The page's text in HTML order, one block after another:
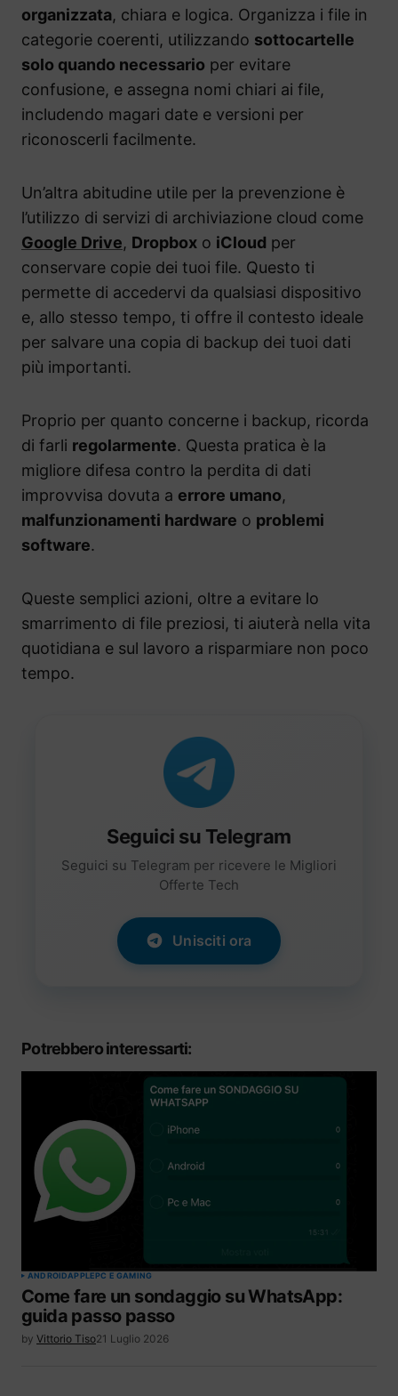
organizzata, chiara e logica. Organizza i file in
categorie coerenti, utilizzando sottocartelle
solo quando necessario per evitare
confusione, e assegna nomi chiari ai file,
includendo magari date e versioni per
riconoscerli facilmente.
Un’altra abitudine utile per la prevenzione è
l’utilizzo di servizi di archiviazione cloud come
Google Drive, Dropbox o iCloud per
conservare copie dei tuoi file. Questo ti
permette di accedervi da qualsiasi dispositivo
e, allo stesso tempo, ti offre il contesto ideale
per salvare una copia di backup dei tuoi dati
più importanti.
Proprio per quanto concerne i backup, ricorda
di farli regolarmente. Questa pratica è la
migliore difesa contro la perdita di dati
improvvisa dovuta a errore umano,
malfunzionamenti hardware o problemi
software.
Queste semplici azioni, oltre a evitare lo
smarrimento di file preziosi, ti aiuterà nella vita
quotidiana e sul lavoro a risparmiare non poco
tempo.
Seguici su Telegram
Seguici su Telegram per ricevere le Migliori
Offerte Tech
Unisciti ora
Potrebbero interessarti:
ANDROIDAPPLEPC E GAMING
Come fare un sondaggio su WhatsApp:
guida passo passo
by Vittorio Tiso21 Luglio 2026